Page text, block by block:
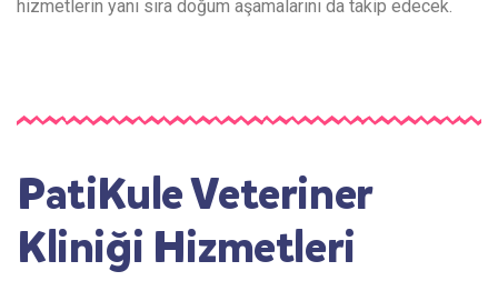
hizmetlerin yanı sıra doğum aşamalarını da takip edecek.
PatiKule Veteriner
Kliniği Hizmetleri